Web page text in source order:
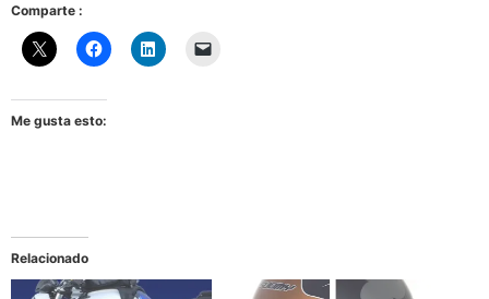
Comparte :
Me gusta esto:
Relacionado